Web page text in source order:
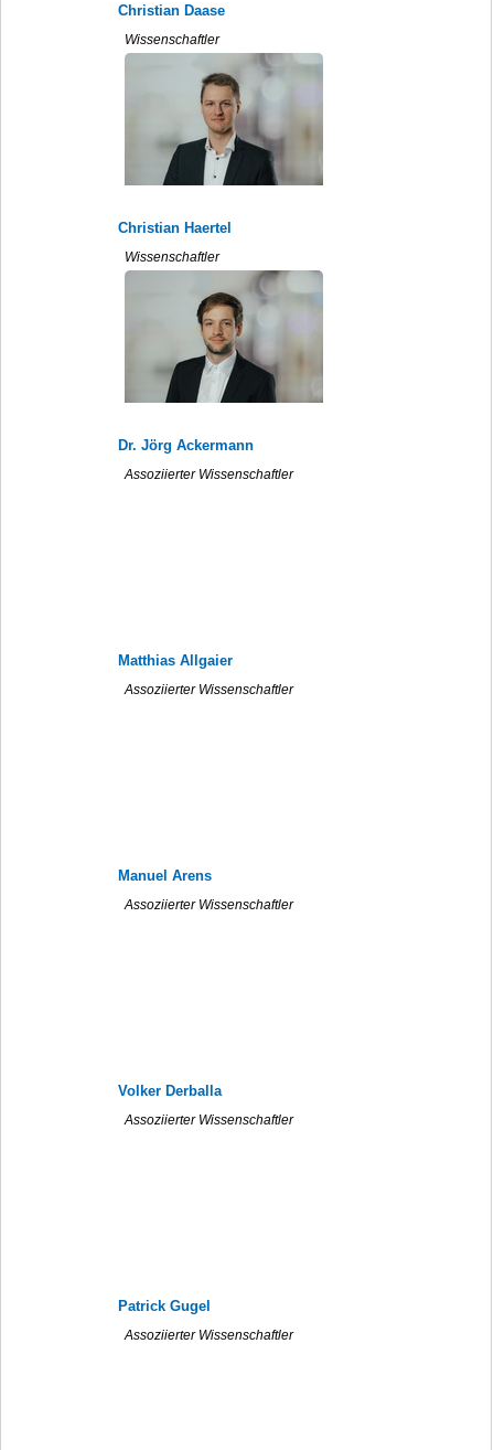
Christian Daase
Wissenschaftler
Christian Haertel
Wissenschaftler
Dr. Jörg Ackermann
Assoziierter Wissenschaftler
Matthias Allgaier
Assoziierter Wissenschaftler
Manuel Arens
Assoziierter Wissenschaftler
Volker Derballa
Assoziierter Wissenschaftler
Patrick Gugel
Assoziierter Wissenschaftler